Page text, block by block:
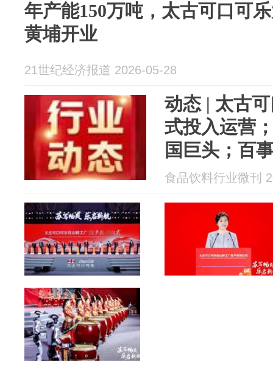
年产能150万吨，太古可口可
黄埔开业
21世纪经济报道 2026-05-28
动态 | 太古
式投入运营
国巨头；百
轨战略”
食品饮料行业微刊